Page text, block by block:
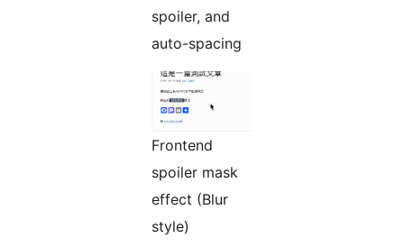
spoiler, and
auto-spacing
Frontend
spoiler mask
effect (Blur
style)